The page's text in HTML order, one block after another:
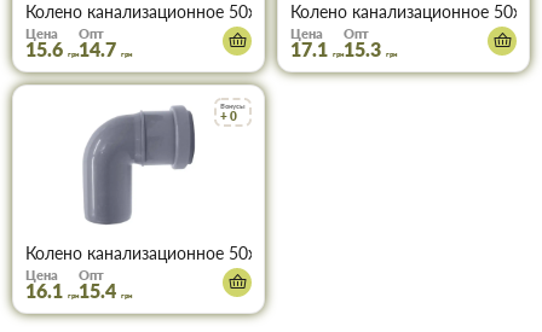
Колено канализационное 50х45°
Цена
15.6 грн
Опт
14.7 грн
Колено канализационное
Цена
17.1 грн
Опт
15.3 грн
Бонусы
+ 0
Колено канализационное 50х90°
Цена
16.1 грн
Опт
15.4 грн